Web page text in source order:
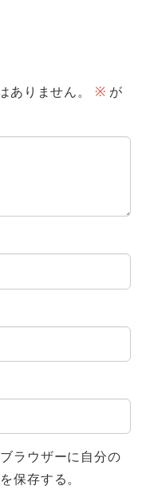
りません。 ※ が
ラウザーに自分の
保存する。